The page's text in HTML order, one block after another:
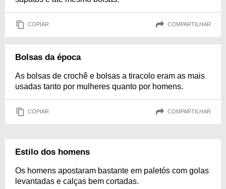
COPIAR COMPARTILHAR
Bolsas da época
As bolsas de crochê e bolsas a tiracolo eram as mais
usadas tanto por mulheres quanto por homens.
COPIAR COMPARTILHAR
Estilo dos homens
Os homens apostaram bastante em paletós com golas
levantadas e calças bem cortadas.